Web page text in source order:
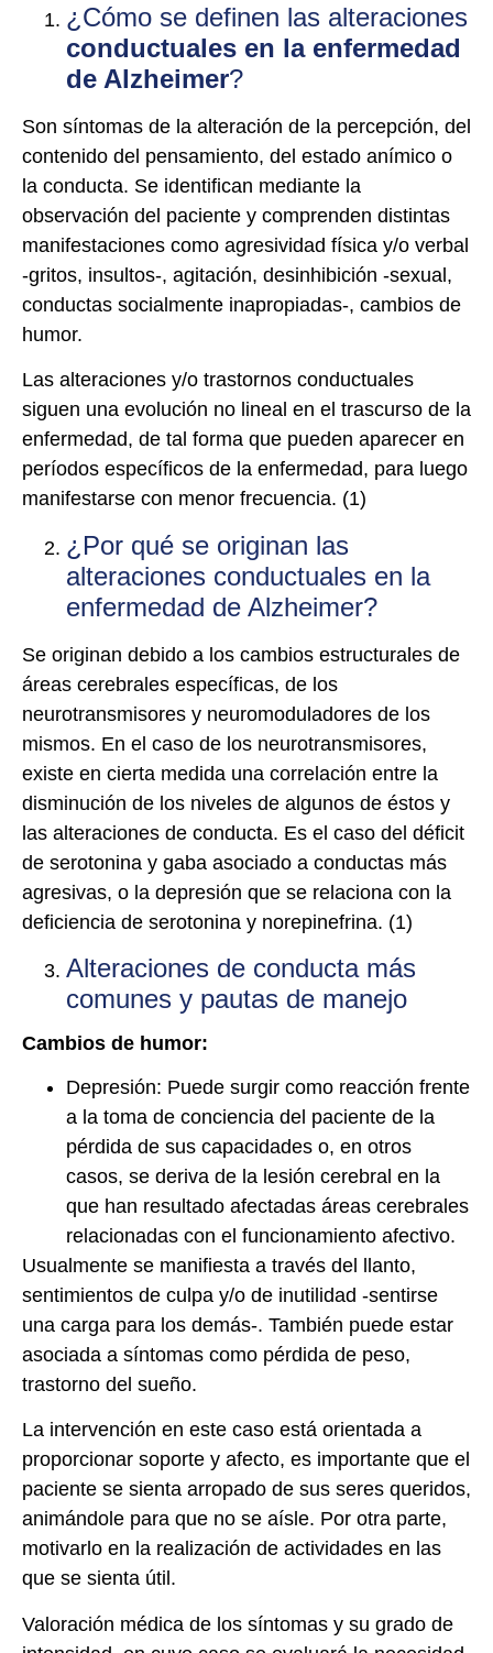
¿Cómo se definen las alteraciones
conductuales en la enfermedad
de Alzheimer?
Son síntomas de la alteración de la percepción, del
contenido del pensamiento, del estado anímico o
la conducta. Se identifican mediante la
observación del paciente y comprenden distintas
manifestaciones como agresividad física y/o verbal
-gritos, insultos-, agitación, desinhibición -sexual,
conductas socialmente inapropiadas-, cambios de
humor.
Las alteraciones y/o trastornos conductuales
siguen una evolución no lineal en el trascurso de la
enfermedad, de tal forma que pueden aparecer en
períodos específicos de la enfermedad, para luego
manifestarse con menor frecuencia. (1)
¿Por qué se originan las
alteraciones conductuales en la
enfermedad de Alzheimer?
Se originan debido a los cambios estructurales de
áreas cerebrales específicas, de los
neurotransmisores y neuromoduladores de los
mismos. En el caso de los neurotransmisores,
existe en cierta medida una correlación entre la
disminución de los niveles de algunos de éstos y
las alteraciones de conducta. Es el caso del déficit
de serotonina y gaba asociado a conductas más
agresivas, o la depresión que se relaciona con la
deficiencia de serotonina y norepinefrina. (1)
Alteraciones de conducta más
comunes y pautas de manejo
Cambios de humor:
Depresión: Puede surgir como reacción frente
a la toma de conciencia del paciente de la
pérdida de sus capacidades o, en otros
casos, se deriva de la lesión cerebral en la
que han resultado afectadas áreas cerebrales
relacionadas con el funcionamiento afectivo.
Usualmente se manifiesta a través del llanto,
sentimientos de culpa y/o de inutilidad -sentirse
una carga para los demás-. También puede estar
asociada a síntomas como pérdida de peso,
trastorno del sueño.
La intervención en este caso está orientada a
proporcionar soporte y afecto, es importante que el
paciente se sienta arropado de sus seres queridos,
animándole para que no se aísle. Por otra parte,
motivarlo en la realización de actividades en las
que se sienta útil.
Valoración médica de los síntomas y su grado de